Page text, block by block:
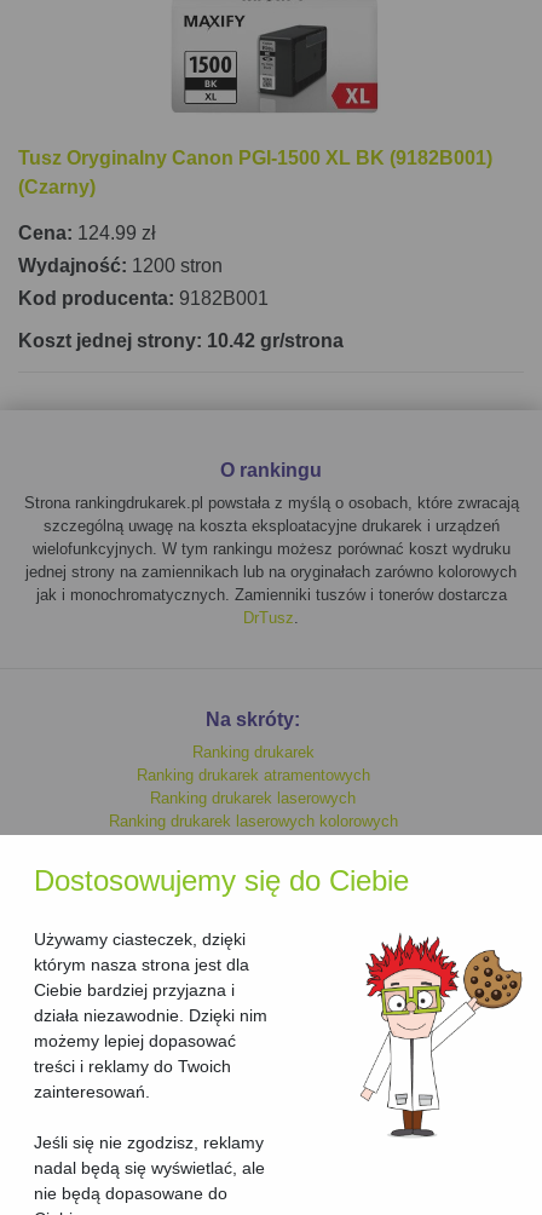
Dostosowujemy się do Ciebie
Używamy ciasteczek, dzięki
którym nasza strona jest dla
Ciebie bardziej przyjazna i
działa niezawodnie. Dzięki nim
możemy lepiej dopasować
treści i reklamy do Twoich
zainteresowań.
Jeśli się nie zgodzisz, reklamy
nadal będą się wyświetlać, ale
nie będą dopasowane do
Tusz Oryginalny Canon PGI-1500 XL BK (9182B001)
(Czarny)
Cena: 124.99 zł
Wydajność: 1200 stron
Kod producenta: 9182B001
Koszt jednej strony: 10.42 gr/strona
O rankingu
Strona rankingdrukarek.pl powstała z myślą o osobach, które zwracają
szczególną uwagę na koszta eksploatacyjne drukarek i urządzeń
wielofunkcyjnych. W tym rankingu możesz porównać koszt wydruku
jednej strony na zamiennikach lub na oryginałach zarówno kolorowych
jak i monochromatycznych. Zamienniki tuszów i tonerów dostarcza
DrTusz.
Na skróty:
Ranking drukarek
Ranking drukarek atramentowych
Ranking drukarek laserowych
Ranking drukarek laserowych kolorowych
Ranking drukarek kolorowych
Ranking drukarek laserowych
Ranking drukarek atramentowych monochromatycznych
Ranking urzadzen wielofunkcyjnych
Ranking urzadzen wielofunkcyjnych laserowych
Ranking urzadzen wielofunkcyjnych laserowych kolorowych
Ranking urzadzen wielofunkcyjnych kolorowych
Ranking urzadzen wielofunkcyjnych atramentowych kolorowych
Ranking urzadzen wielofunkcyjnych atramentowych
Ranking urzadzen wielofunkcyjnych atramentowych
monochromatycznych
Ranking urzadzen wielofunkcyjnych monochromatycznych